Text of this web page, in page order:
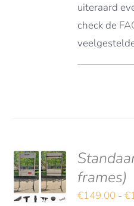
uiteraard
check de
frames)
€149.00 - €